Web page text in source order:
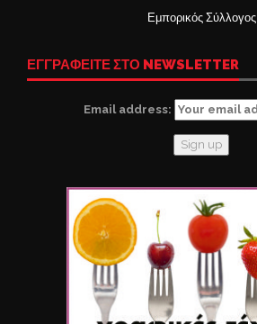
Εμπορικός Σύλλογος
ΕΓΓΡΑΦΕΙΤΕ ΣΤΟ NEWSLETTER
Email address: